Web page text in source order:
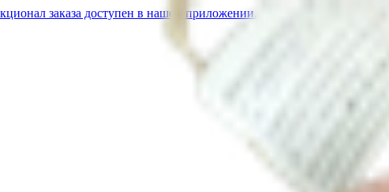
заказа доступен в нашем приложении.